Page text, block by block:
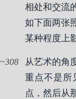
相处和交流
如下面两张
某种程度上
308
从艺术的角
重点不是所
点，然后从